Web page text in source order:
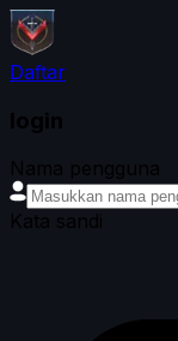
Daftar
login
Nama pengguna
Kata sandi